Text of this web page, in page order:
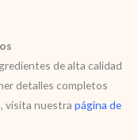
de alta calidad
detalles completos
visita nuestra página de